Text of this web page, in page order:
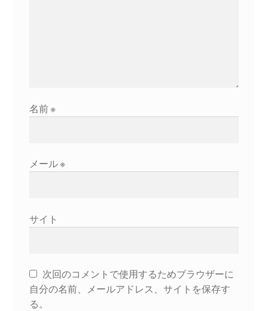
ギャラリー_2025.3.23
原発ゼロと未来
原発 日誌
2022.8.1 福島第一原発 汚染配管撤去 失敗続きで計画
断念
名前※
メール※
サイト
次回のコメントで使用するためブラウザーに
自分の名前、メールアドレス、サイトを保存す
る。